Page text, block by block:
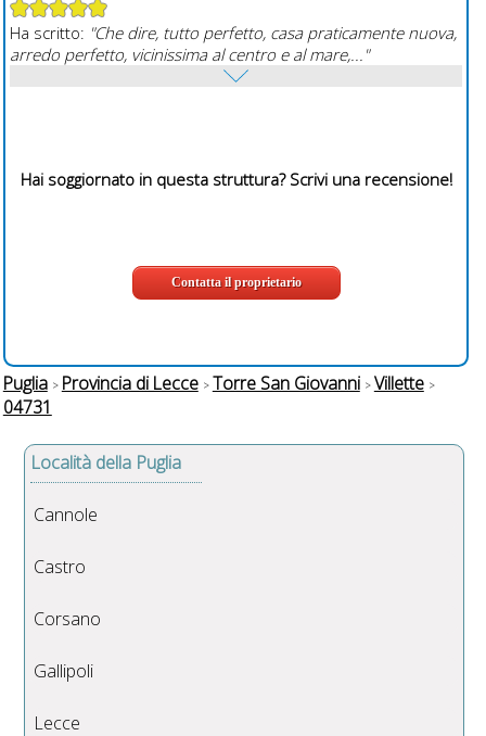
Ha scritto: "Che dire, tutto perfetto, casa praticamente nuova,
arredo perfetto, vicinissima al centro e al mare,..."
Hai soggiornato in questa struttura? Scrivi una recensione!
Contatta il proprietario
Puglia Provincia di Lecce Torre San Giovanni
Villette
04731
Località della Puglia
Cannole
Castro
Corsano
Gallipoli
Lecce